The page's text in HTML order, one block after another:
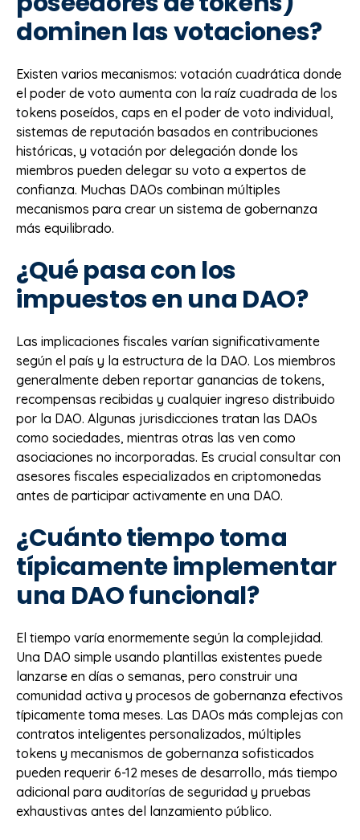
dominen las votaciones?
Existen varios mecanismos: votación cuadrática donde
el poder de voto aumenta con la raíz cuadrada de los
tokens poseídos, caps en el poder de voto individual,
sistemas de reputación basados en contribuciones
históricas, y votación por delegación donde los
miembros pueden delegar su voto a expertos de
confianza. Muchas DAOs combinan múltiples
mecanismos para crear un sistema de gobernanza
más equilibrado.
¿Qué pasa con los
impuestos en una DAO?
Las implicaciones fiscales varían significativamente
según el país y la estructura de la DAO. Los miembros
generalmente deben reportar ganancias de tokens,
recompensas recibidas y cualquier ingreso distribuido
por la DAO. Algunas jurisdicciones tratan las DAOs
como sociedades, mientras otras las ven como
asociaciones no incorporadas. Es crucial consultar con
asesores fiscales especializados en criptomonedas
antes de participar activamente en una DAO.
¿Cuánto tiempo toma
típicamente implementar
una DAO funcional?
El tiempo varía enormemente según la complejidad.
Una DAO simple usando plantillas existentes puede
lanzarse en días o semanas, pero construir una
comunidad activa y procesos de gobernanza efectivos
típicamente toma meses. Las DAOs más complejas con
contratos inteligentes personalizados, múltiples
tokens y mecanismos de gobernanza sofisticados
pueden requerir 6-12 meses de desarrollo, más tiempo
adicional para auditorías de seguridad y pruebas
exhaustivas antes del lanzamiento público.